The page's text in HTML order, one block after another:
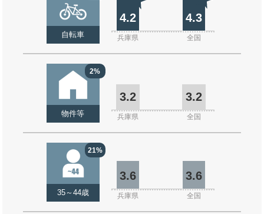
自転車
4.2 4.3
兵庫県 全国
2%
物件等
3.2 3.2
兵庫県 全国
21%
35～44歳
3.6 3.6
兵庫県 全国